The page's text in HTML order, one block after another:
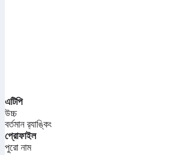
এটিপি
উচ্চ
বর্তমান র‍্যাঙ্কিং
প্রোফাইল
পুরো নাম